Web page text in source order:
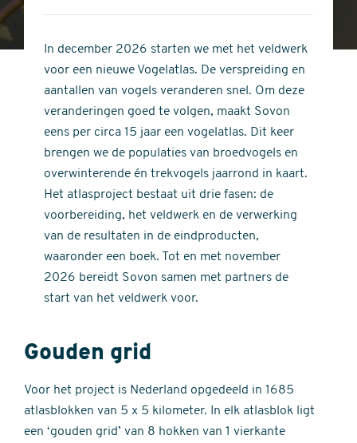
stars
of
stars
In december 2026 starten we met het veldwerk
voor een nieuwe Vogelatlas. De verspreiding en
aantallen van vogels veranderen snel. Om deze
veranderingen goed te volgen, maakt Sovon
eens per circa 15 jaar een vogelatlas. Dit keer
brengen we de populaties van broedvogels en
overwinterende én trekvogels jaarrond in kaart.
Het atlasproject bestaat uit drie fasen: de
voorbereiding, het veldwerk en de verwerking
van de resultaten in de eindproducten,
waaronder een boek. Tot en met november
2026 bereidt Sovon samen met partners de
start van het veldwerk voor.
Gouden grid
Voor het project is Nederland opgedeeld in 1685
atlasblokken van 5 x 5 kilometer. In elk atlasblok ligt
een ‘gouden grid’ van 8 hokken van 1 vierkante